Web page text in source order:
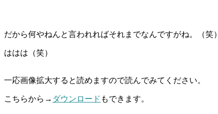
だから何やねんと言われればそれまでなんですがね。（笑）
ははは（笑）
一応画像拡大すると読めますので読んでみてください。
こちらから→ ダウンロード もできます。